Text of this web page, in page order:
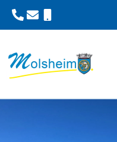
Panneau de gestion des